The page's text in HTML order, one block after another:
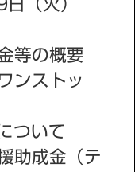
（火）
等の概要
ストッ
いて
成⾦（テ